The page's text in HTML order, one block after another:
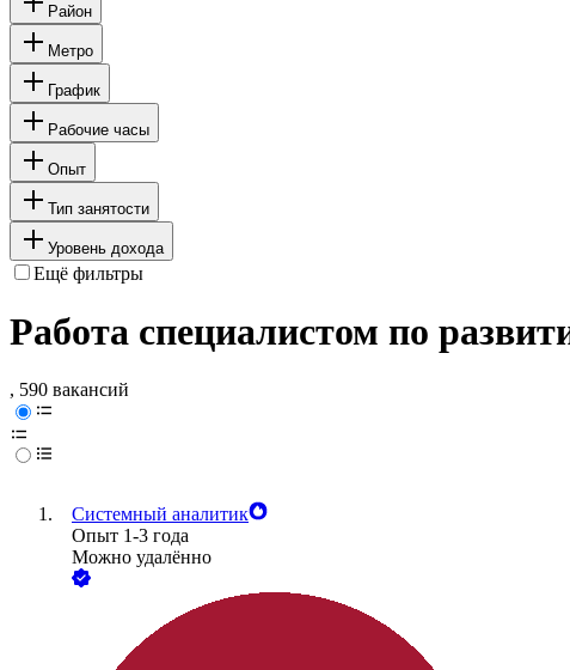
Район
Метро
График
Рабочие часы
Опыт
Тип занятости
Уровень дохода
Ещё фильтры
Работа специалистом по
, 590 вакансий
Системный аналитик
Опыт 1-3 года
Можно удалённо